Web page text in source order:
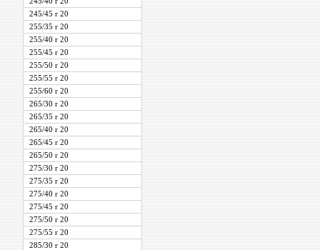
245/45 r 20
255/35 r 20
255/40 r 20
255/45 r 20
255/50 r 20
255/55 r 20
255/60 r 20
265/30 r 20
265/35 r 20
265/40 r 20
265/45 r 20
265/50 r 20
275/30 r 20
275/35 r 20
275/40 r 20
275/45 r 20
275/50 r 20
275/55 r 20
285/30 r 20